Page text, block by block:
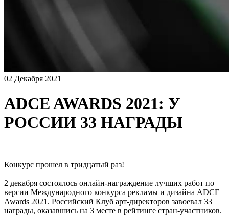
02 Декабря 2021
ADCE AWARDS 2021: У
РОССИИ 33 НАГРАДЫ
Конкурс прошел в тридцатый раз!
2 декабря состоялось онлайн-награждение лучших работ по
версии Международного конкурса рекламы и дизайна ADCE
Awards 2021. Российский Клуб арт-директоров завоевал 33
награды, оказавшись на 3 месте в рейтинге стран-участников.